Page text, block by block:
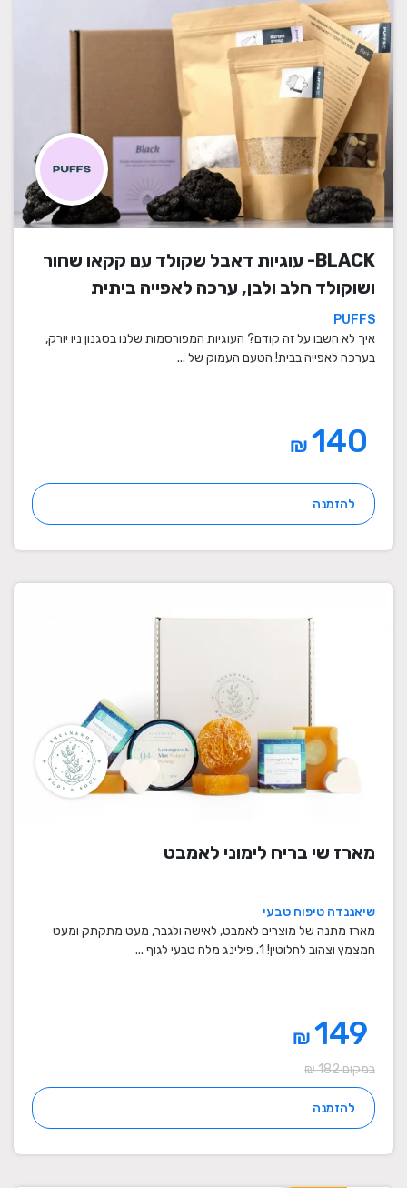
BLACK- עוגיות דאבל שקולד עם קקאו שחור
ושוקולד חלב ולבן, ערכה לאפייה ביתית
PUFFS
איך לא חשבו על זה קודם? העוגיות המפורסמות שלנו בסגנון ניו יורק,
בערכה לאפייה בבית! הטעם העמוק של ...
₪
להזמנה
מארז שי בריח לימוני לאמבט
שיאננדה טיפוח טבעי
מארז מתנה של מוצרים לאמבט, לאישה ולגבר, מעט מתקתק ומעט
חמצמץ וצהוב לחלוטין! 1. פילינג מלח טבעי לגוף ...
₪
במקום 182 ₪
להזמנה